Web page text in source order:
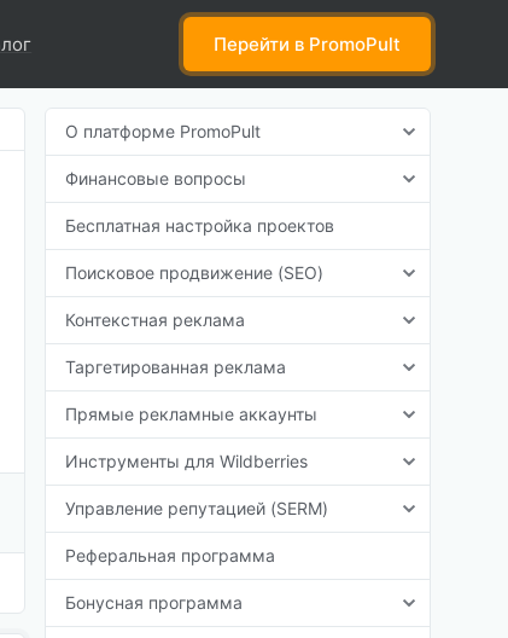
Перейти в PromoPult
О платформе PromoPult
Финансовые вопросы
Бесплатная настройка проектов
Поисковое продвижение (SEO)
Контекстная реклама
Таргетированная реклама
Прямые рекламные аккаунты
Инструменты для Wildberries
Управление репутацией (SERM)
Реферальная программа
Бонусная программа